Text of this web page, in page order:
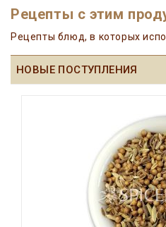
Рецепты с этим
Рецепты блюд, в которых
НОВЫЕ ПОСТУПЛЕНИЯ